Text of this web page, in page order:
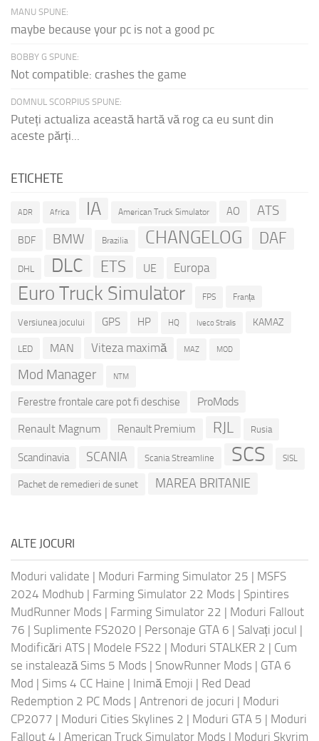
MANU SPUNE:
maybe because your pc is not a good pc
BOBBY G SPUNE:
Not compatible: crashes the game
DOMNUL SCORPIUS SPUNE:
Puteți actualiza această hartă vă rog ca eu sunt din
aceste părți...
ETICHETE
ADR Africa IA American Truck Simulator AO ATS
BDF BMW Brazilia CHANGELOG DAF
DHL DLC ETS UE Europa
Euro Truck Simulator FPS Franța
Versiunea jocului GPS HP HQ Iveco Stralis KAMAZ
LED MAN Viteza maximă MAZ MOD
Mod Manager NTM
Ferestre frontale care pot fi deschise
ProMods
Renault Magnum
Renault Premium RJL Rusia
Scandinavia SCANIA Scania Streamline SCS SISL
Pachet de remedieri de sunet MAREA BRITANIE
ALTE JOCURI
Moduri validate | Moduri Farming Simulator 25 | MSFS
2024 Modhub | Farming Simulator 22 Mods | Spintires
MudRunner Mods | Farming Simulator 22 | Moduri Fallout
76 | Suplimente FS2020 | Personaje GTA 6 | Salvați jocul |
Modificări ATS | Modele FS22 | Moduri STALKER 2 | Cum
se instalează Sims 5 Mods | SnowRunner Mods | GTA 6
Mod | Sims 4 CC Haine | Inimă Emoji | Red Dead
Redemption 2 PC Mods | Antrenori de jocuri | Moduri
CP2077 | Moduri Cities Skylines 2 | Moduri GTA 5 | Moduri
Fallout 4 | American Truck Simulator Mods | Moduri Skyrim